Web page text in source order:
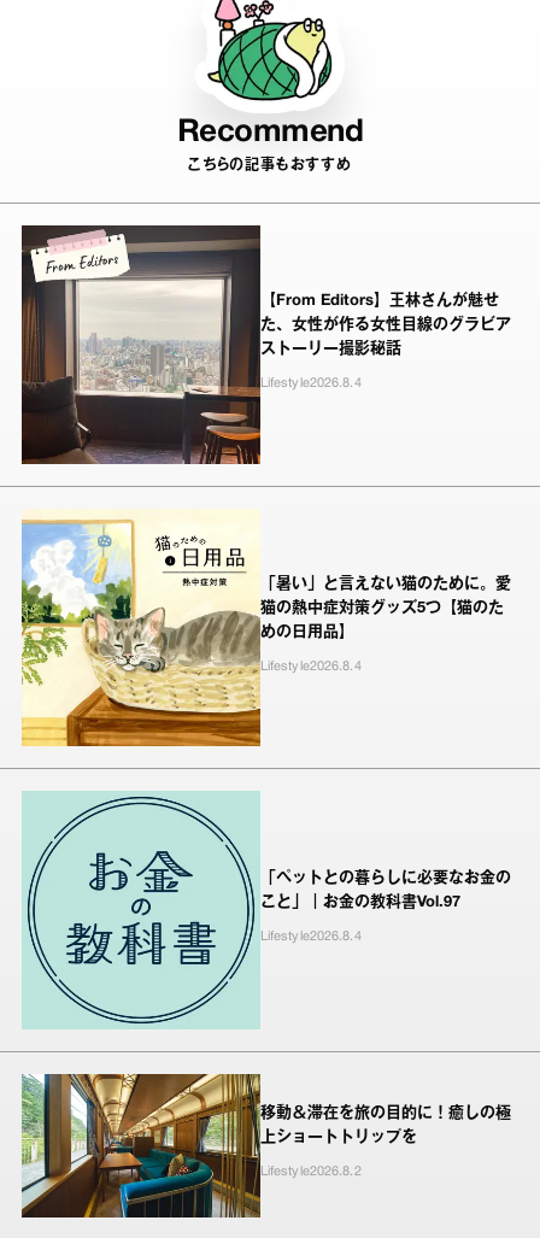
Recommend
こちらの記事もおすすめ
【From Editors】王林さんが魅せ
た、女性が作る女性目線のグラビア
ストーリー撮影秘話
Lifestyle2026.8.4
「暑い」と言えない猫のために。愛
猫の熱中症対策グッズ5つ【猫のた
めの日用品】
Lifestyle2026.8.4
「ペットとの暮らしに必要なお金の
こと」｜お金の教科書Vol.97
Lifestyle2026.8.4
移動＆滞在を旅の目的に！癒しの極
上ショートトリップを
Lifestyle2026.8.2